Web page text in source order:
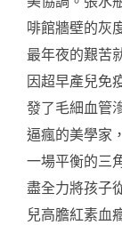
啡館牆壁的灰
最年夜的艱苦
因超早產兒免
發了毛細血管
逼瘋的美學家
一場平衡的三
盡全力將孩子
兒高膽紅素血